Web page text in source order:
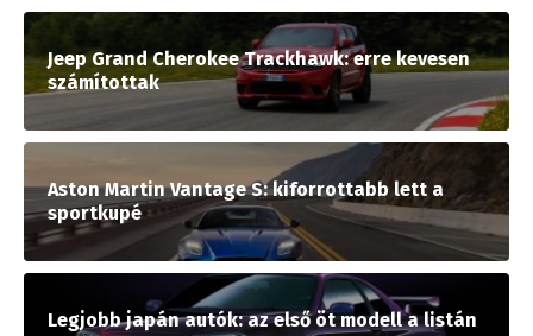
Jeep Grand Cherokee Trackhawk: erre kevesen
számítottak
Aston Martin Vantage S: kiforrottabb lett a
sportkupé
Legjobb japán autók: az első öt modell a listán